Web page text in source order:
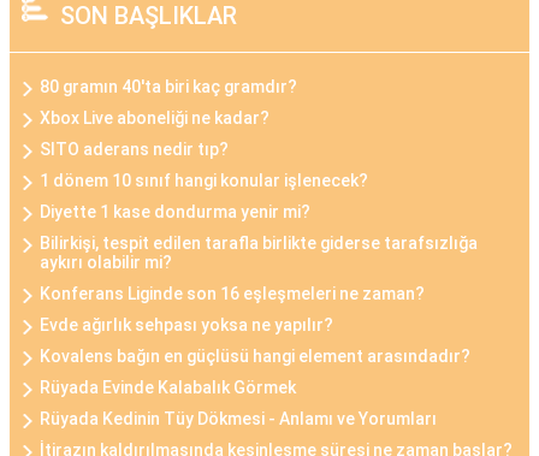
SON BAŞLIKLAR
80 gramın 40'ta biri kaç gramdır?
Xbox Live aboneliği ne kadar?
SITO aderans nedir tıp?
1 dönem 10 sınıf hangi konular işlenecek?
Diyette 1 kase dondurma yenir mi?
Bilirkişi, tespit edilen tarafla birlikte giderse tarafsızlığa
aykırı olabilir mi?
Konferans Liginde son 16 eşleşmeleri ne zaman?
Evde ağırlık sehpası yoksa ne yapılır?
Kovalens bağın en güçlüsü hangi element arasındadır?
Rüyada Evinde Kalabalık Görmek
Rüyada Kedinin Tüy Dökmesi - Anlamı ve Yorumları
İtirazın kaldırılmasında kesinleşme süresi ne zaman başlar?